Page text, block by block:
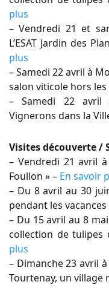
plus
– Vendredi 21 et
L’ESAT Jardin des
plus
– Samedi 22 avril à
salon viticole hors
– Samedi 22 avril
Vignerons dans la
Visites découverte /
– Vendredi 21 avril
Foullon » – En savoir
– Du 8 avril au 30
pendant les vacances
– Du 15 avril au 8
collection de tulipes
plus
– Dimanche 23 avril
Tourtenay, un village